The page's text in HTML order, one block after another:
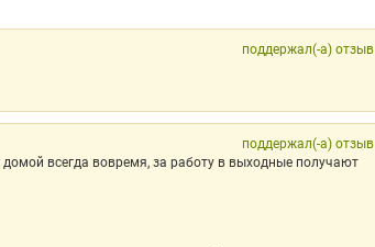
поддержал(-а) отзыв
поддержал(-а) отзыв
всегда вовремя, за работу в выходные получают